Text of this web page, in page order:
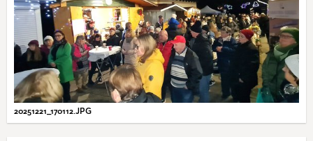
20251221_170112.JPG